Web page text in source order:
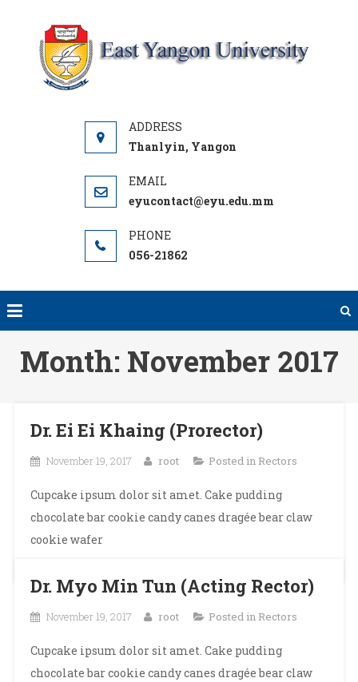
content
Thanlyin, Yangon
eyucontact@eyu.edu.mm
056-21862
Month: November 2017
Dr. Ei Ei Khaing (Prorector)
November 19, 2017 root Posted in Rectors
Cupcake ipsum dolor sit amet. Cake pudding
chocolate bar cookie candy canes dragée bear claw
cookie wafer
Dr. Myo Min Tun (Acting Rector)
November 19, 2017 root Posted in Rectors
Cupcake ipsum dolor sit amet. Cake pudding
chocolate bar cookie candy canes dragée bear claw